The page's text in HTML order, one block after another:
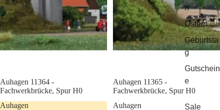
n
Ostern
Geburtsta
g
Gutschein
e
Sale
Sale
Auhagen 11364 -
Fachwerkbrücke, Spur H0
Sale
Auhagen 11365 -
Fachwerkbrücke, Spur H0
Auhagen
Auhagen